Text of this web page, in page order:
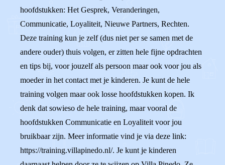
hoofdstukken: Het Gesprek, Veranderingen,
Communicatie, Loyaliteit, Nieuwe Partners, Rechten.
Deze training kun je zelf (dus niet per se samen met de
andere ouder) thuis volgen, er zitten hele fijne opdrachten
en tips bij, voor jouzelf als persoon maar ook voor jou als
moeder in het contact met je kinderen. Je kunt de hele
training volgen maar ook losse hoofdstukken kopen. Ik
denk dat sowieso de hele training, maar vooral de
hoofdstukken Communicatie en Loyaliteit voor jou
bruikbaar zijn. Meer informatie vind je via deze link:
https://training.villapinedo.nl/. Je kunt je kinderen